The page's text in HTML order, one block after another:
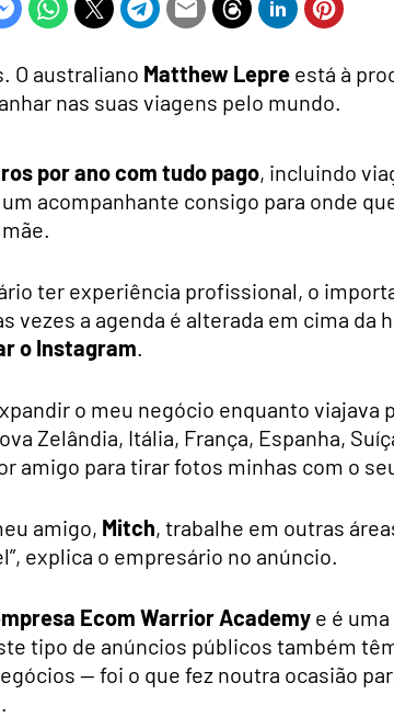
O australiano Matthew Lepre está à
nas suas viagens pelo mundo.
por ano com tudo pago, incluindo
acompanhante consigo para onde
ter experiência profissional, o
vezes a agenda é alterada em cima da
o Instagram.
o meu negócio enquanto viajava
Zelândia, Itália, França, Espanha,
amigo para tirar fotos minhas com o
amigo, Mitch, trabalhe em outras
explica o empresário no anúncio.
Ecom Warrior Academy e é
tipo de anúncios públicos também
— foi o que fez noutra ocasião